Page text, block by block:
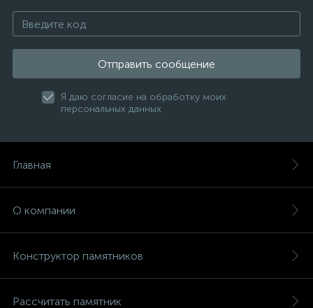
Отправить сообщение
Я даю согласие на обработку моих
персональных данных
Главная
О компании
Конструктор памятников
Рассчитать памятник